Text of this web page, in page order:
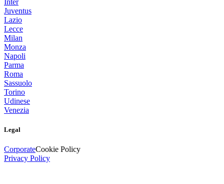
Juventus
Lazio
Lecce
Milan
Monza
Napoli
Parma
Roma
Sassuolo
Torino
Udinese
Venezia
Legal
CorporateCookie Policy
Privacy Policy